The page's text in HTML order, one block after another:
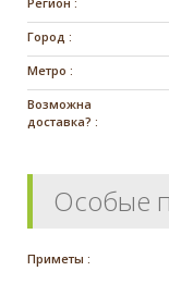
Город :
Метро :
Возможна
доставка? :
Особые
Приметы :